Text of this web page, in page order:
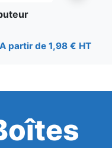
A partir de 1,98 € HT